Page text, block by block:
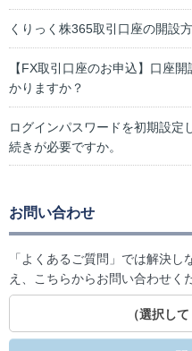
くりっく株365取引口座の開設
【FX取引口座のお申込】口座
かりますか？
ログインパスワードを初期設定
続きが必要ですか。
お問い合わせ
「よくあるご質問」では解決
え、こちらからお問い合わせく
（選択し